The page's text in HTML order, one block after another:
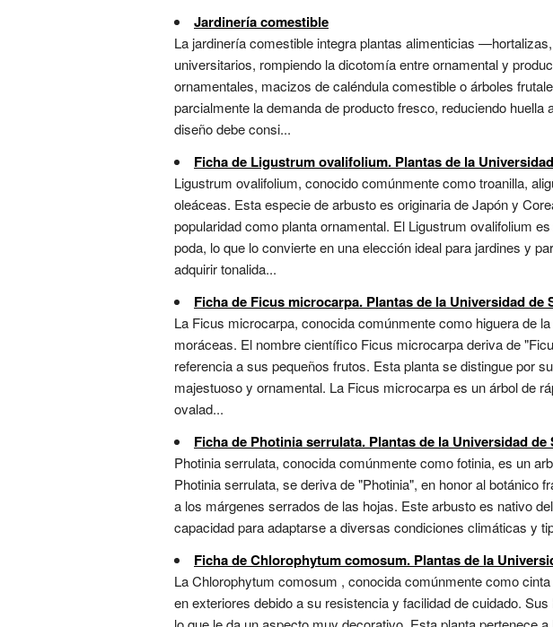
Jardinería comestible
La jardinería comestible integra plantas alimenticias
universitarios, rompiendo la dicotomía entre ornamental y
ornamentales, macizos de caléndula comestible o árboles
parcialmente la demanda de producto fresco, reduciendo
diseño debe consi...
Ficha de Ligustrum ovalifolium. Plantas de la
Ligustrum ovalifolium, conocido comúnmente como troanilla,
oleáceas. Esta especie de arbusto es originaria de Japón y
popularidad como planta ornamental. El Ligustrum ovalifolium
poda, lo que lo convierte en una elección ideal para jardines y
adquirir tonalida...
Ficha de Ficus microcarpa. Plantas de la Universidad de
La Ficus microcarpa, conocida comúnmente como higuera de
moráceas. El nombre científico Ficus microcarpa deriva de
referencia a sus pequeños frutos. Esta planta se distingue por
majestuoso y ornamental. La Ficus microcarpa es un árbol de
ovalad...
Ficha de Photinia serrulata. Plantas de la Universidad de
Photinia serrulata, conocida comúnmente como fotinia, es un
Photinia serrulata, se deriva de "Photinia", en honor al
a los márgenes serrados de las hojas. Este arbusto es nativo
capacidad para adaptarse a diversas condiciones climáticas y
Ficha de Chlorophytum comosum. Plantas de la
La Chlorophytum comosum , conocida comúnmente como
en exteriores debido a su resistencia y facilidad de cuidado.